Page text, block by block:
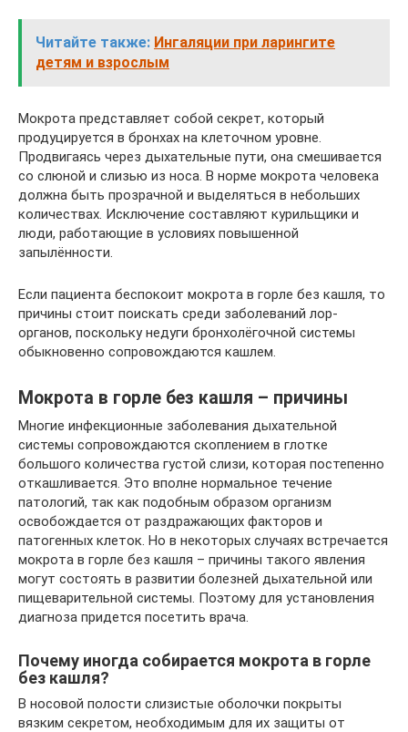
Читайте также: Ингаляции при ларингите
детям и взрослым
Мокрота представляет собой секрет, который
продуцируется в бронхах на клеточном уровне.
Продвигаясь через дыхательные пути, она смешивается
со слюной и слизью из носа. В норме мокрота человека
должна быть прозрачной и выделяться в небольших
количествах. Исключение составляют курильщики и
люди, работающие в условиях повышенной
запылённости.
Если пациента беспокоит мокрота в горле без кашля, то
причины стоит поискать среди заболеваний лор-
органов, поскольку недуги бронхолёгочной системы
обыкновенно сопровождаются кашлем.
Мокрота в горле без кашля – причины
Многие инфекционные заболевания дыхательной
системы сопровождаются скоплением в глотке
большого количества густой слизи, которая постепенно
откашливается. Это вполне нормальное течение
патологий, так как подобным образом организм
освобождается от раздражающих факторов и
патогенных клеток. Но в некоторых случаях встречается
мокрота в горле без кашля – причины такого явления
могут состоять в развитии болезней дыхательной или
пищеварительной системы. Поэтому для установления
диагноза придется посетить врача.
Почему иногда собирается мокрота в горле
без кашля?
В носовой полости слизистые оболочки покрыты
вязким секретом, необходимым для их защиты от